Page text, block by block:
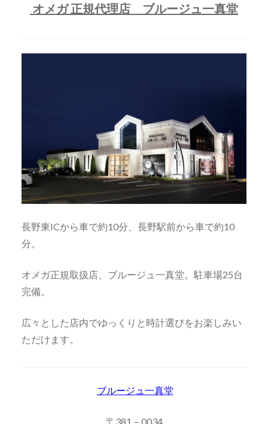
オメガ 正規代理店 ブルージュ一真堂
長野東ICから車で約10分、長野駅前から車で約10
分。
オメガ正規取扱店、ブルージュ一真堂。駐車場25台
完備。
広々とした店内でゆっくりと時計選びをお楽しみい
ただけます。
ブルージュ一真堂
〒381－0034